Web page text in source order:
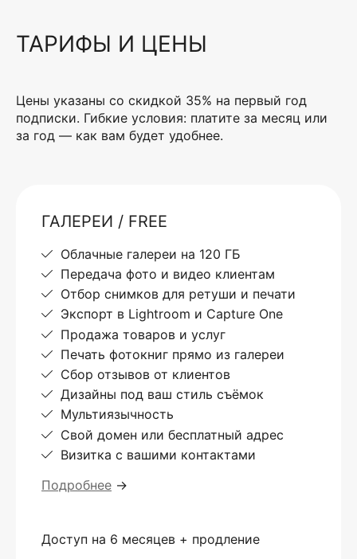
ТАРИФЫ И ЦЕНЫ
Цены указаны со скидкой 35% на первый год
подписки. Гибкие условия: платите за месяц или
за год — как вам будет удобнее.
ГАЛЕРЕИ / FREE
Облачные галереи на 120 ГБ
Передача фото и видео клиентам
Отбор снимков для ретуши и печати
Экспорт в Lightroom и Capture One
Продажа товаров и услуг
Печать фотокниг прямо из галереи
Сбор отзывов от клиентов
Дизайны под ваш стиль съёмок
Мультиязычность
Свой домен или бесплатный адрес
Визитка с вашими контактами
Подробнее →
Доступ на 6 месяцев + продление